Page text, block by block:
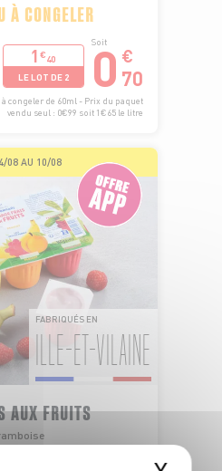
À CONGELER
1€40
LE LOT DE 2
Soit
0 €
70
congeler de 60ml - Prix du paquet
vendu seul : 0€99 soit 1€65 le litre
08 AU 10/08
FABRIQUÉS EN
ILLE-ET-VILAINE
AUX FRUITS